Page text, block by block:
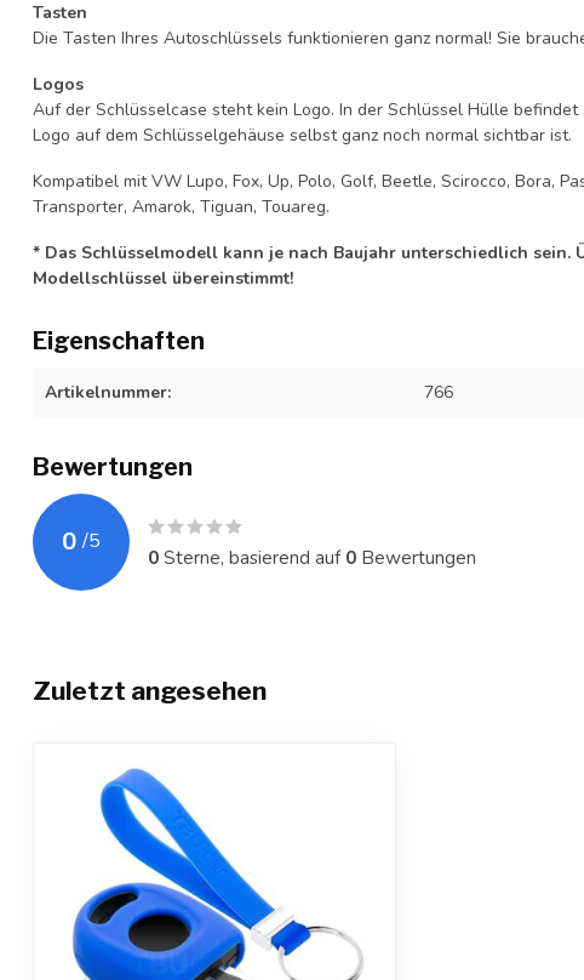
Tasten
Die Tasten Ihres Autoschlüssels funktionieren ganz normal! Sie
Logos
Auf der Schlüsselcase steht kein Logo. In der Schlüssel Hülle
Logo auf dem Schlüsselgehäuse selbst ganz noch normal sichtbar ist.
Kompatibel mit VW Lupo, Fox, Up, Polo, Golf, Beetle, Scirocco, Bora,
Transporter, Amarok, Tiguan, Touareg.
* Das Schlüsselmodell kann je nach Baujahr unterschiedlich
Modellschlüssel übereinstimmt!
Eigenschaften
Artikelnummer: 766
Bewertungen
0 /5
0Sterne, basierend auf0 Bewertungen
Zuletzt angesehen